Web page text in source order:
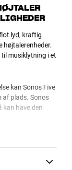
lyd, kraftig
højtalerenheder.
musiklytning i et
kan Sonos Five
af plads. Sonos
kan have den
selv ud af at lave
en trådløs Sonos